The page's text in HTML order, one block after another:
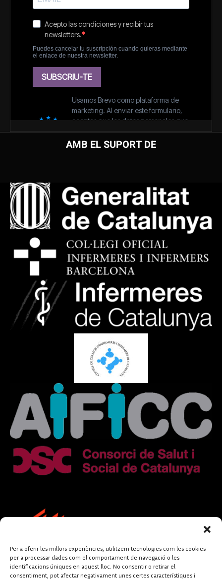
Per a oferir les millors experiències, utilitzem tecnologies com les cookies
per a processar dades com el comportament de navegació o les
identificacions úniques en aquest lloc. No consentir o retirar el
consentiment, pot afectar negativament unes certes característiques i
AMB EL SUPORT DE